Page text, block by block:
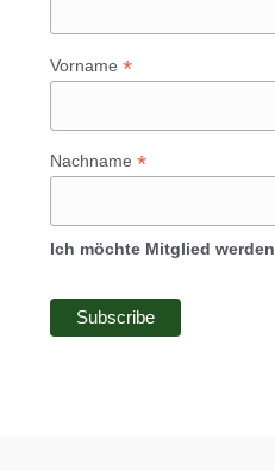
Vorname *
Nachname *
Ich möchte Mitglied werden